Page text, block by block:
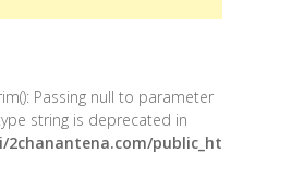
Passing null to parameter
string is deprecated in
public_ht